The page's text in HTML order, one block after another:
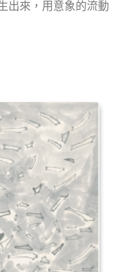
出來，用意象的流動